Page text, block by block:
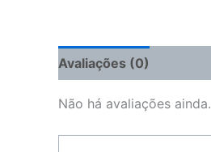
Avaliações (0)
Não há avaliações ainda.